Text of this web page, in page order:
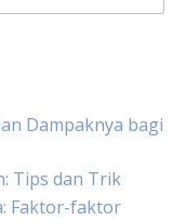
Dampaknya bagi
Tips dan Trik
Faktor-faktor